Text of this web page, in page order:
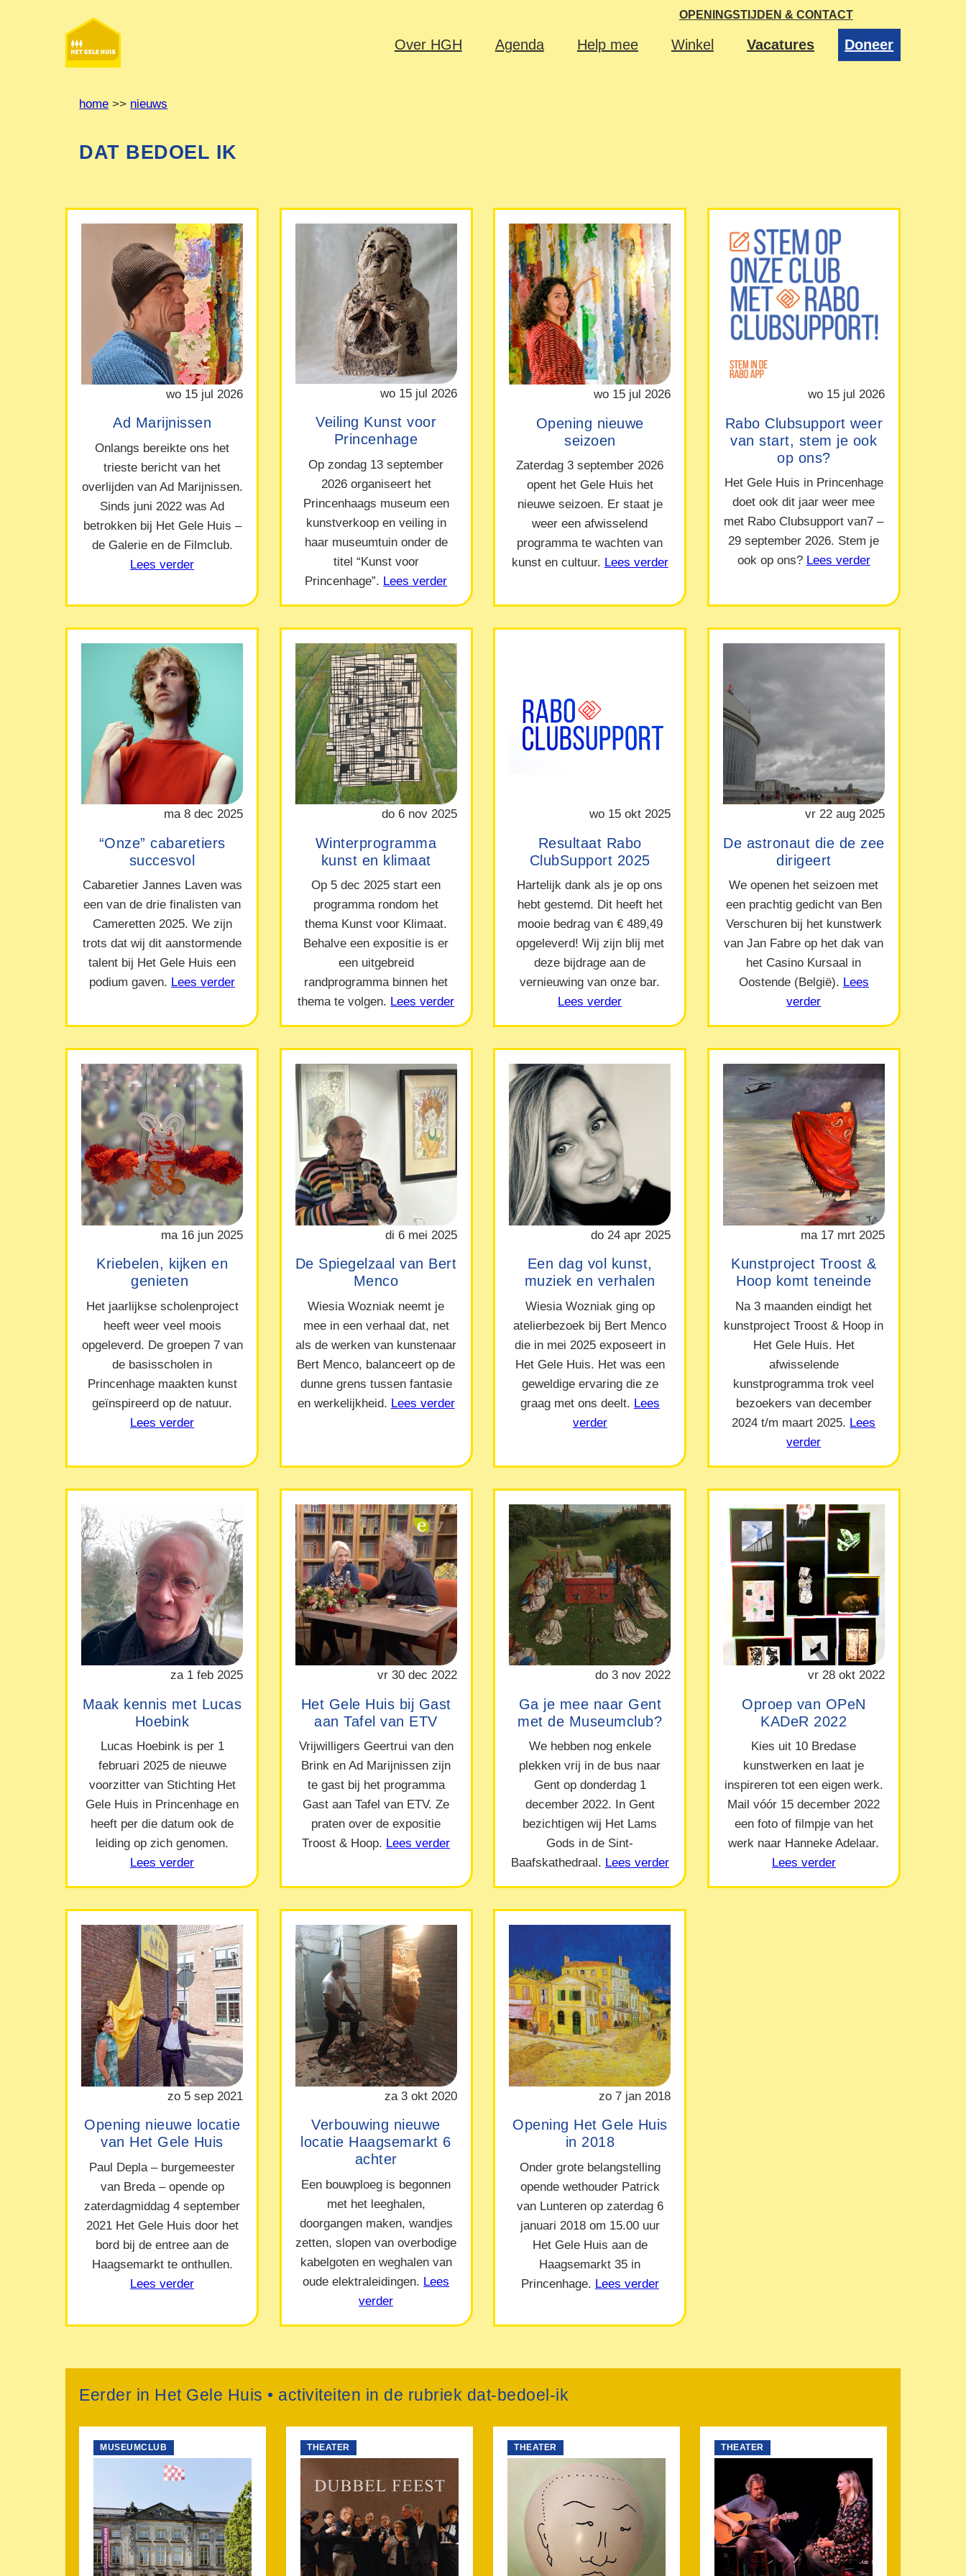
OPENINGSTIJDEN & CONTACT
Over HGH Agenda Help mee Winkel Vacatures Doneer
home >> nieuws
DAT BEDOEL IK
wo 15 jul 2026
Ad Marijnissen
Onlangs bereikte ons het
trieste bericht van het
overlijden van Ad Marijnissen.
Sinds juni 2022 was Ad
betrokken bij Het Gele Huis –
de Galerie en de Filmclub.
Lees verder
wo 15 jul 2026
Veiling Kunst voor
Princenhage
Op zondag 13 september
2026 organiseert het
Princenhaags museum een
kunstverkoop en veiling in
haar museumtuin onder de
titel “Kunst voor
Princenhage”. Lees verder
wo 15 jul 2026
Opening nieuwe
seizoen
Zaterdag 3 september 2026
opent het Gele Huis het
nieuwe seizoen. Er staat je
weer een afwisselend
programma te wachten van
kunst en cultuur. Lees verder
wo 15 jul 2026
Rabo Clubsupport weer
van start, stem je ook
op ons?
Het Gele Huis in Princenhage
doet ook dit jaar weer mee
met Rabo Clubsupport van7 –
29 september 2026. Stem je
ook op ons? Lees verder
ma 8 dec 2025
“Onze” cabaretiers
succesvol
Cabaretier Jannes Laven was
een van de drie finalisten van
Cameretten 2025. We zijn
trots dat wij dit aanstormende
talent bij Het Gele Huis een
podium gaven. Lees verder
do 6 nov 2025
Winterprogramma
kunst en klimaat
Op 5 dec 2025 start een
programma rondom het
thema Kunst voor Klimaat.
Behalve een expositie is er
een uitgebreid
randprogramma binnen het
thema te volgen. Lees verder
wo 15 okt 2025
Resultaat Rabo
ClubSupport 2025
Hartelijk dank als je op ons
hebt gestemd. Dit heeft het
mooie bedrag van € 489,49
opgeleverd! Wij zijn blij met
deze bijdrage aan de
vernieuwing van onze bar.
Lees verder
vr 22 aug 2025
De astronaut die de zee
dirigeert
We openen het seizoen met
een prachtig gedicht van Ben
Verschuren bij het kunstwerk
van Jan Fabre op het dak van
het Casino Kursaal in
Oostende (België). Lees
verder
ma 16 jun 2025
Kriebelen, kijken en
genieten
Het jaarlijkse scholenproject
heeft weer veel moois
opgeleverd. De groepen 7 van
de basisscholen in
Princenhage maakten kunst
geïnspireerd op de natuur.
Lees verder
di 6 mei 2025
De Spiegelzaal van Bert
Menco
Wiesia Wozniak neemt je
mee in een verhaal dat, net
als de werken van kunstenaar
Bert Menco, balanceert op de
dunne grens tussen fantasie
en werkelijkheid. Lees verder
do 24 apr 2025
Een dag vol kunst,
muziek en verhalen
Wiesia Wozniak ging op
atelierbezoek bij Bert Menco
die in mei 2025 exposeert in
Het Gele Huis. Het was een
geweldige ervaring die ze
graag met ons deelt. Lees
verder
ma 17 mrt 2025
Kunstproject Troost &
Hoop komt teneinde
Na 3 maanden eindigt het
kunstproject Troost & Hoop in
Het Gele Huis. Het
afwisselende
kunstprogramma trok veel
bezoekers van december
2024 t/m maart 2025. Lees
verder
za 1 feb 2025
Maak kennis met Lucas
Hoebink
Lucas Hoebink is per 1
februari 2025 de nieuwe
voorzitter van Stichting Het
Gele Huis in Princenhage en
heeft per die datum ook de
leiding op zich genomen.
Lees verder
vr 30 dec 2022
Het Gele Huis bij Gast
aan Tafel van ETV
Vrijwilligers Geertrui van den
Brink en Ad Marijnissen zijn
te gast bij het programma
Gast aan Tafel van ETV. Ze
praten over de expositie
Troost & Hoop. Lees verder
do 3 nov 2022
Ga je mee naar Gent
met de Museumclub?
We hebben nog enkele
plekken vrij in de bus naar
Gent op donderdag 1
december 2022. In Gent
bezichtigen wij Het Lams
Gods in de Sint-
Baafskathedraal. Lees verder
vr 28 okt 2022
Oproep van OPeN
KADeR 2022
Kies uit 10 Bredase
kunstwerken en laat je
inspireren tot een eigen werk.
Mail vóór 15 december 2022
een foto of filmpje van het
werk naar Hanneke Adelaar.
Lees verder
zo 5 sep 2021
Opening nieuwe locatie
van Het Gele Huis
Paul Depla – burgemeester
van Breda – opende op
zaterdagmiddag 4 september
2021 Het Gele Huis door het
bord bij de entree aan de
Haagsemarkt te onthullen.
Lees verder
za 3 okt 2020
Verbouwing nieuwe
locatie Haagsemarkt 6
achter
Een bouwploeg is begonnen
met het leeghalen,
doorgangen maken, wandjes
zetten, slopen van overbodige
kabelgoten en weghalen van
oude elektraleidingen. Lees
verder
zo 7 jan 2018
Opening Het Gele Huis
in 2018
Onder grote belangstelling
opende wethouder Patrick
van Lunteren op zaterdag 6
januari 2018 om 15.00 uur
Het Gele Huis aan de
Haagsemarkt 35 in
Princenhage. Lees verder
Eerder in Het Gele Huis • activiteiten in de rubriek dat-bedoel-ik
MUSEUMCLUB THEATER THEATER THEATER